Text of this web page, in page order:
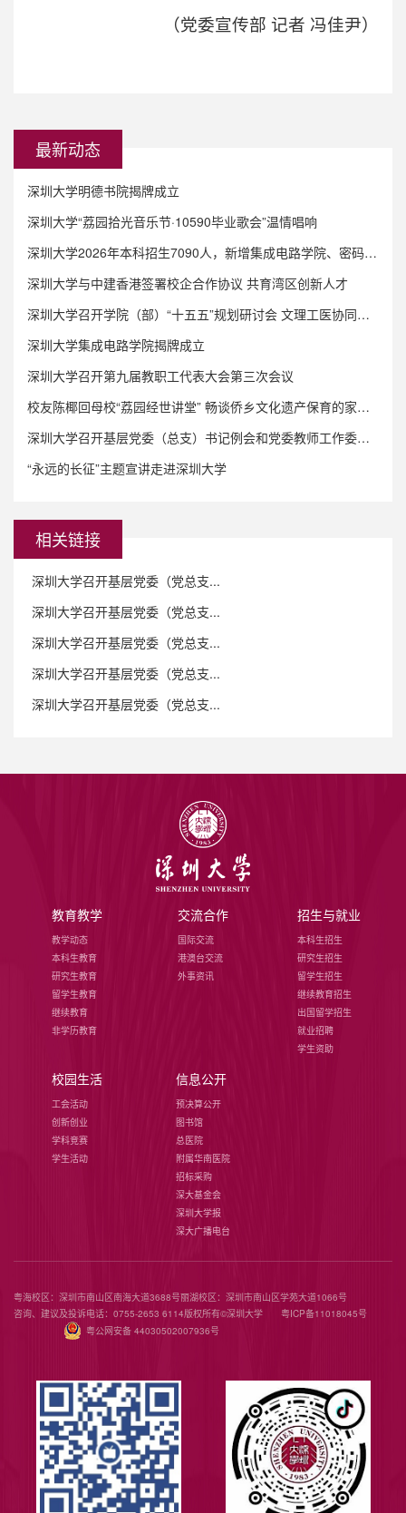
（党委宣传部 记者 冯佳尹）
最新动态
深圳大学明德书院揭牌成立
深圳大学“荔园拾光音乐节·10590毕业歌会”温情唱响
深圳大学2026年本科招生7090人，新增集成电路学院、密码科学与技术专业、8个双学士学位项目
深圳大学与中建香港签署校企合作协议 共育湾区创新人才
深圳大学召开学院（部）“十五五”规划研讨会 文理工医协同并进 共绘高质量发展蓝图
深圳大学集成电路学院揭牌成立
深圳大学召开第九届教职工代表大会第三次会议
校友陈椰回母校“荔园经世讲堂” 畅谈侨乡文化遗产保育的家国情怀
深圳大学召开基层党委（总支）书记例会和党委教师工作委员会 （扩大）会议
“永远的长征”主题宣讲走进深圳大学
相关链接
深圳大学召开基层党委（党总支...
深圳大学召开基层党委（党总支...
深圳大学召开基层党委（党总支...
深圳大学召开基层党委（党总支...
深圳大学召开基层党委（党总支...
教育教学
教学动态
本科生教育
研究生教育
留学生教育
继续教育
非学历教育
交流合作
国际交流
港澳台交流
外事资讯
招生与就业
本科生招生
研究生招生
留学生招生
继续教育招生
出国留学招生
就业招聘
学生资助
校园生活
工会活动
创新创业
学科竞赛
学生活动
信息公开
预决算公开
图书馆
总医院
附属华南医院
招标采购
深大基金会
深圳大学报
深大广播电台
粤海校区：深圳市南山区南海大道3688号丽湖校区：深圳市南山区学苑大道1066号
咨询、建议及投诉电话：0755-2653 6114版权所有©️深圳大学 粤ICP备11018045号
粤公网安备 44030502007936号